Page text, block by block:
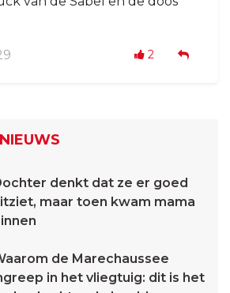
2
denkt dat ze er goed
maar toen kwam mama
de Marechaussee
in het vliegtuig: dit is het